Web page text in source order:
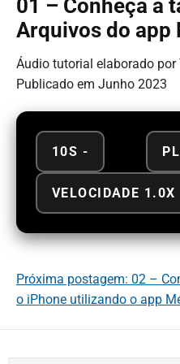
01 – Conheça a
Arquivos do app
Áudio tutorial elaborado por
Publicado em Junho 2023
10S -
VELOCIDADE 1.0X
Próxima postagem: 02 –
o iPhone utilizando o app